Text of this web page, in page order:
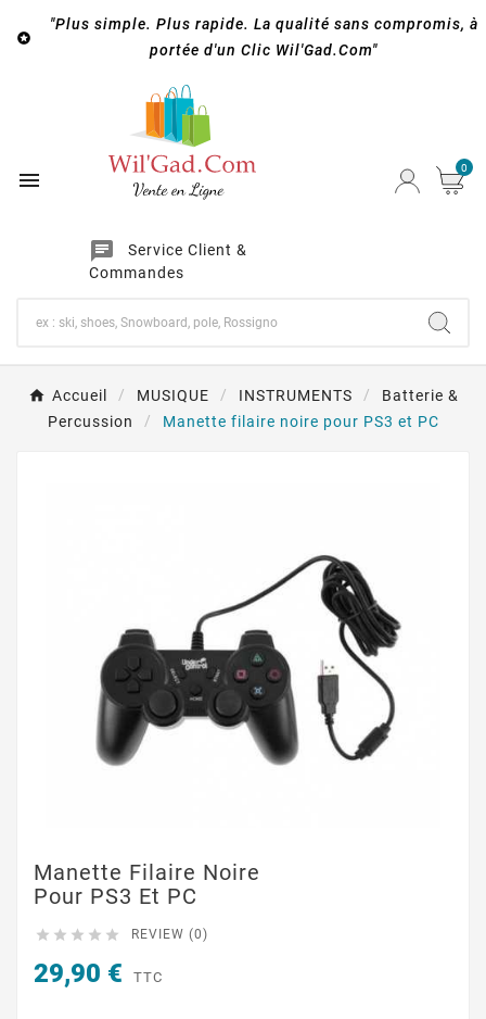

"Plus simple. Plus rapide. La qualité sans compromis, à
portée d'un Clic Wil'Gad.Com"

chat
Service Client &
Commandes
0
Accueil MUSIQUE INSTRUMENTS
Batterie &
Percussion
Manette filaire noire pour PS3 et PC
Manette Filaire Noire
Pour PS3 Et PC
     REVIEW (0)
29,90 € TTC